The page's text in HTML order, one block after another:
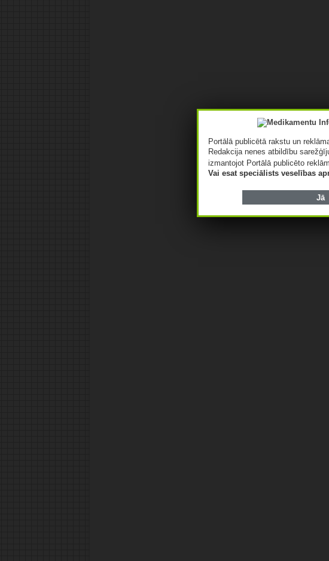
Portālā publicētā rakstu un
Redakcija nenes atbildību
izmantojot Portālā publicēto
Vai esat speciālists veselības
Jā